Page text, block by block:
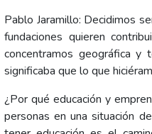
Pablo Jaramillo: Decidimos
fundaciones quieren
concentramos geográfica y
significaba que lo que
¿Por qué educación y
personas en una situación